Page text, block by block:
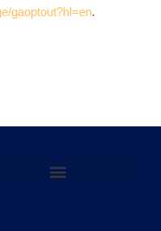
gaoptout?hl=en.